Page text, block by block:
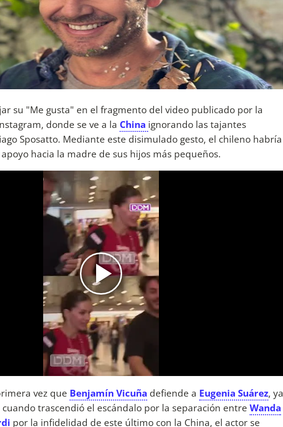
su "Me gusta" en el fragmento del video publicado por la
donde se ve a la China ignorando las tajantes
Sposatto. Mediante este disimulado gesto, el chileno habría
hacia la madre de sus hijos más pequeños.
vez que Benjamín Vicuña defiende a Eugenia Suárez, ya
trascendió el escándalo por la separación entre Wanda
por la infidelidad de este último con la China, el actor se